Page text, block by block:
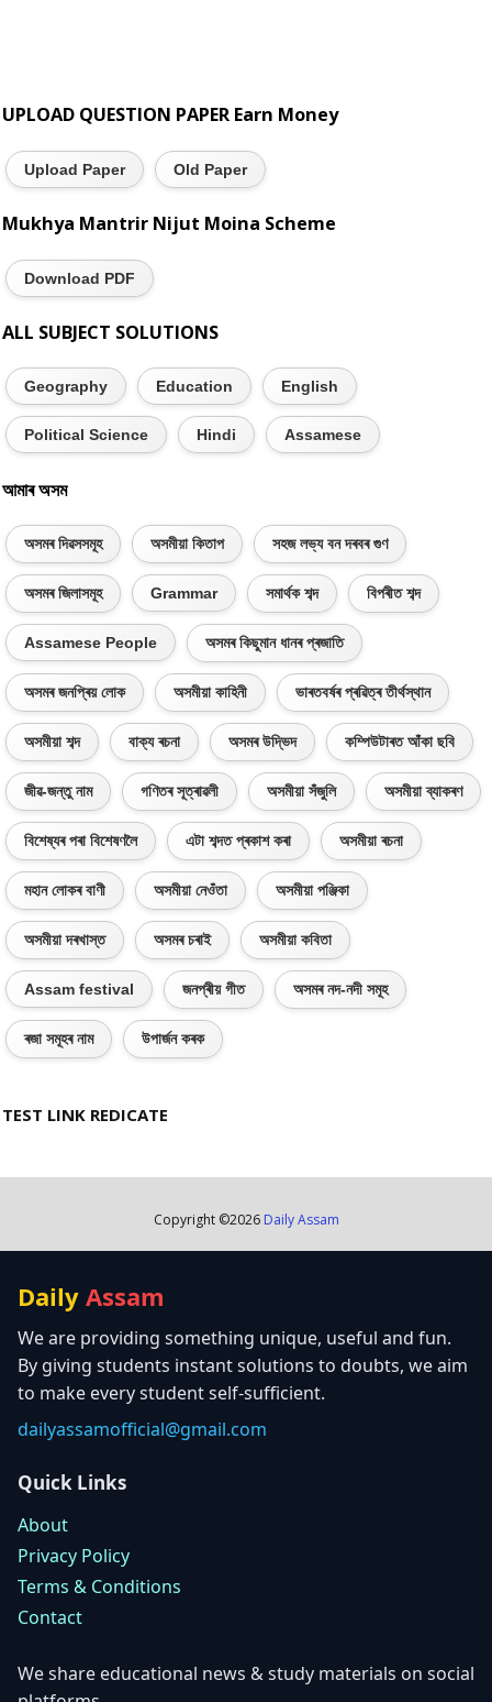
UPLOAD QUESTION PAPER Earn Money
Upload Paper Old Paper
Mukhya Mantrir Nijut Moina Scheme
Download PDF
ALL SUBJECT SOLUTIONS
Geography Education English
Political Science Hindi Assamese
আমাৰ অসম
অসমৰ দিৱসসমূহ অসমীয়া কিতাপ সহজ লভ্য বন দৰবৰ গুণ
অসমৰ জিলাসমূহ Grammar সমাৰ্থক শব্দ বিপৰীত শব্দ
Assamese People অসমৰ কিছুমান ধানৰ প্ৰজাতি
অসমৰ জনপ্ৰিয় লোক অসমীয়া কাহিনী ভাৰতবৰ্ষৰ প্ৰৱিত্ৰ তীৰ্থস্থান
অসমীয়া শব্দ বাক্য ৰচনা অসমৰ উদ্ভিদ কম্পিউটাৰত আঁকা ছবি
জীৱ-জন্তু নাম গণিতৰ সূত্ৰাৱলী অসমীয়া সঁজুলি অসমীয়া ব্যাকৰণ
বিশেষ্যৰ পৰা বিশেষণলৈ এটা শব্দত প্ৰকাশ কৰা অসমীয়া ৰচনা
মহান লোকৰ বাণী অসমীয়া নেওঁতা অসমীয়া পঞ্জিকা
অসমীয়া দৰখাস্ত অসমৰ চৰাই অসমীয়া কবিতা
Assam festival জনপ্ৰীয় গীত অসমৰ নদ-নদী সমূহ
ৰজা সমূহৰ নাম উপাৰ্জন কৰক
TEST LINK REDICATE
Copyright ©2026 Daily Assam
Daily Assam
We are providing something unique, useful and fun.
By giving students instant solutions to doubts, we aim
to make every student self-sufficient.
dailyassamofficial@gmail.com
Quick Links
About
Privacy Policy
Terms & Conditions
Contact
We share educational news & study materials on social